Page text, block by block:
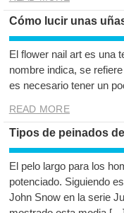
Cómo lucir unas
El flower nail art es una
nombre indica, se
es necesario tener un
READ MORE
Tipos de peinados
El pelo largo para los
potenciado. Siguiendo
John Snow en la serie